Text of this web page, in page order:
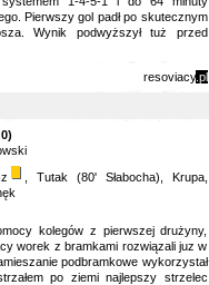
Pierwszy gol padł po skutecznym
Wynik podwyższył tuż przed
resoviacy.pl
, Tutak (80' Słabocha), Krupa,
kolegów z pierwszej drużyny,
worek z bramkami rozwiązali juz w
podbramkowe wykorzystał
po ziemi najlepszy strzelec